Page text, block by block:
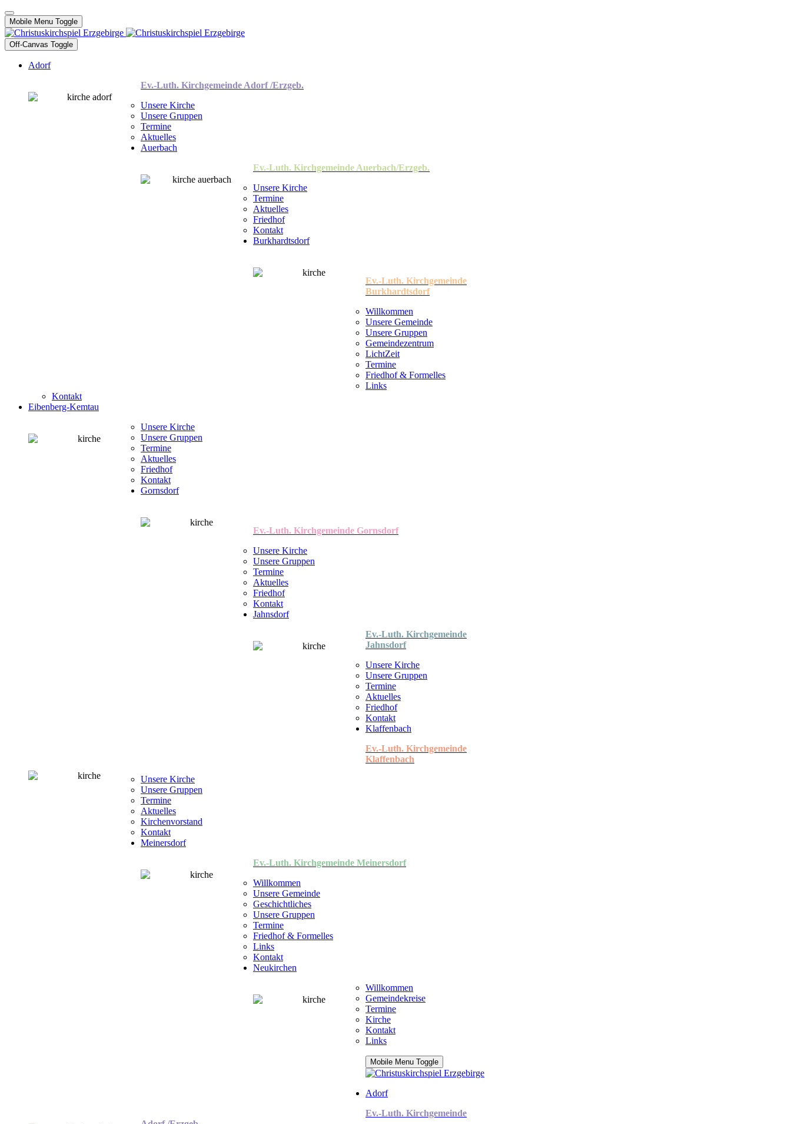
Mobile Menu Toggle
Off-Canvas Toggle
Adorf
Ev.-Luth. Kirchgemeinde Adorf /Erzgeb.
Unsere Kirche
Unsere Gruppen
Termine
Aktuelles
Auerbach
Ev.-Luth. Kirchgemeinde Auerbach/Erzgeb.
Unsere Kirche
Termine
Aktuelles
Friedhof
Kontakt
Burkhardtsdorf
Ev.-Luth. Kirchgemeinde
Burkhardtsdorf
Willkommen
Unsere Gemeinde
Unsere Gruppen
Gemeindezentrum
LichtZeit
Termine
Friedhof & Formelles
Links
Kontakt
Eibenberg-Kemtau
Unsere Kirche
Unsere Gruppen
Termine
Aktuelles
Friedhof
Kontakt
Gornsdorf
Ev.-Luth. Kirchgemeinde Gornsdorf
Unsere Kirche
Unsere Gruppen
Termine
Aktuelles
Friedhof
Kontakt
Jahnsdorf
Ev.-Luth. Kirchgemeinde
Jahnsdorf
Unsere Kirche
Unsere Gruppen
Termine
Aktuelles
Friedhof
Kontakt
Klaffenbach
Ev.-Luth. Kirchgemeinde
Klaffenbach
Unsere Kirche
Unsere Gruppen
Termine
Aktuelles
Kirchenvorstand
Kontakt
Meinersdorf
Ev.-Luth. Kirchgemeinde Meinersdorf
Willkommen
Unsere Gemeinde
Geschichtliches
Unsere Gruppen
Termine
Friedhof & Formelles
Links
Kontakt
Neukirchen
Willkommen
Gemeindekreise
Termine
Kirche
Kontakt
Links
Mobile Menu Toggle
Adorf
Ev.-Luth. Kirchgemeinde